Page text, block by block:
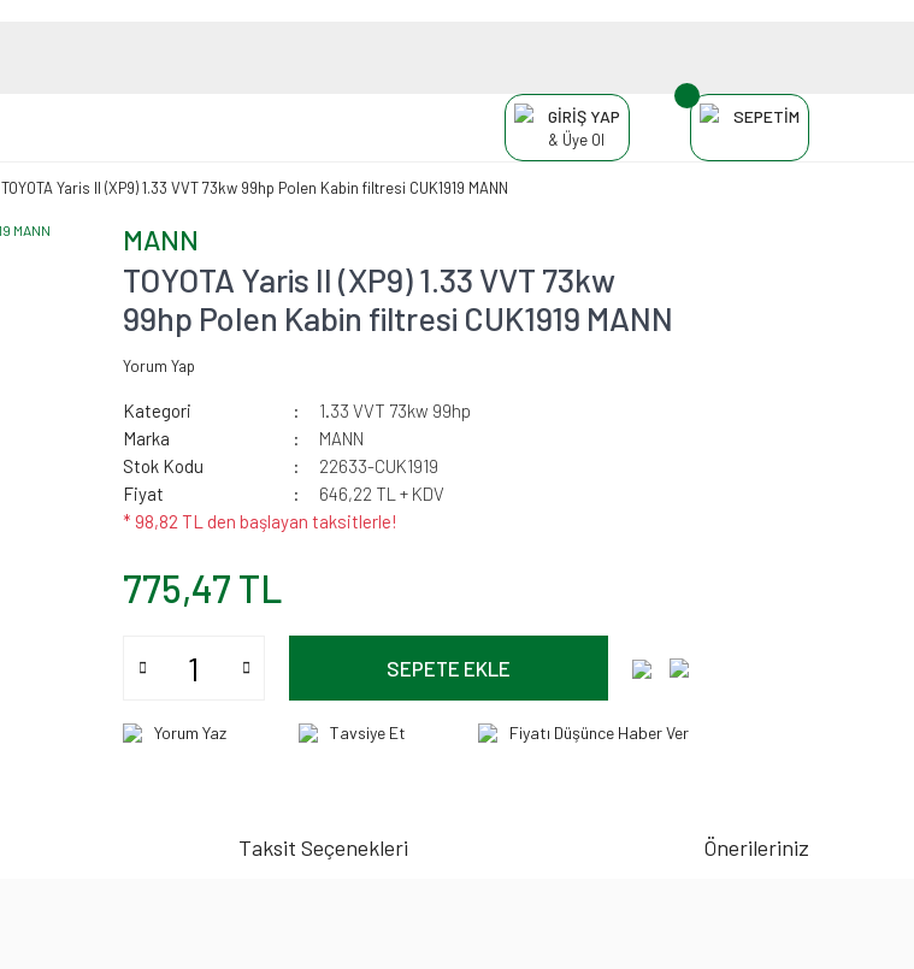
GİRİŞ YAP
& Üye Ol
SEPETİM
TOYOTA Yaris II (XP9) 1.33 VVT 73kw 99hp Polen Kabin filtresi CUK1919 MANN
MANN
TOYOTA Yaris II (XP9) 1.33 VVT 73kw
99hp Polen Kabin filtresi CUK1919 MANN
Yorum Yap
Kategori
1.33 VVT 73kw 99hp
Marka
MANN
Stok Kodu
22633-CUK1919
Fiyat
646,22 TL + KDV
* 98,82 TL den başlayan taksitlerle!
775,47 TL
SEPETE EKLE
Yorum Yaz Tavsiye Et Fiyatı Düşünce Haber Ver
Taksit Seçenekleri Önerileriniz